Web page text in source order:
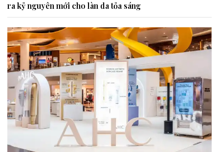
ra kỷ nguyên mới cho làn da tỏa sáng